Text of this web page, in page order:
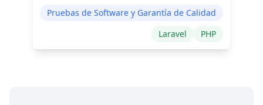
Pruebas de Software y Garantía de Calidad
Laravel
PHP